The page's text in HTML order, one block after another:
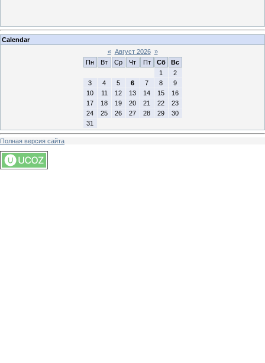
Calendar
« Август 2026 »
Пн
Вт Ср Чт Пт Сб
Вс
1
2
3
4 5 6 7 8
9
10
11 12 13 14 15
16
17
18 19 20 21 22
23
24
25 26 27 28 29
30
31
Полная версия сайта